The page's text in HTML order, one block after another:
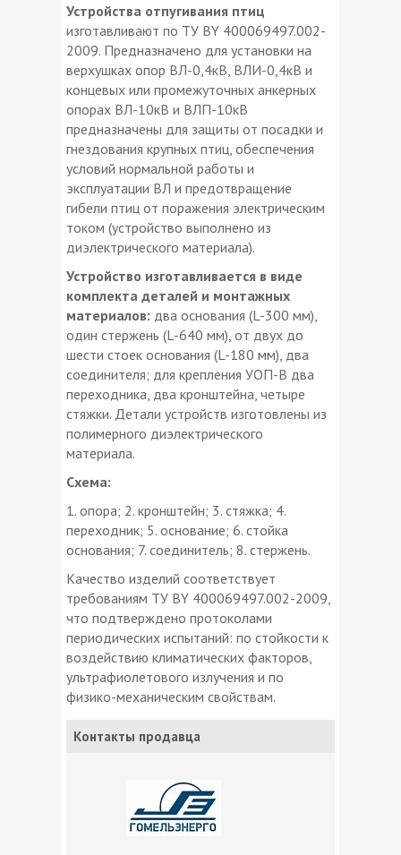
Устройства отпугивания птиц
изготавливают по ТУ BY 400069497.002-
2009. Предназначено для установки на
верхушках опор ВЛ-0,4кВ, ВЛИ-0,4кВ и
концевых или промежуточных анкерных
опорах ВЛ-10кВ и ВЛП-10кВ
предназначены для защиты от посадки и
гнездования крупных птиц, обеспечения
условий нормальной работы и
эксплуатации ВЛ и предотвращение
гибели птиц от поражения электрическим
током (устройство выполнено из
диэлектрического материала).
Устройство изготавливается в виде
комплекта деталей и монтажных
материалов: два основания (L-300 мм),
один стержень (L-640 мм), от двух до
шести стоек основания (L-180 мм), два
соединителя; для крепления УОП-В два
переходника, два кронштейна, четыре
стяжки. Детали устройств изготовлены из
полимерного диэлектрического
материала.
Схема:
1. опора; 2. кронштейн; 3. стяжка; 4.
переходник; 5. основание; 6. стойка
основания; 7. соединитель; 8. стержень.
Качество изделий соответствует
требованиям ТУ BY 400069497.002-2009,
что подтверждено протоколами
периодических испытаний: по стойкости к
воздействию климатических факторов,
ультрафиолетового излучения и по
физико-механическим свойствам.
Контакты продавца